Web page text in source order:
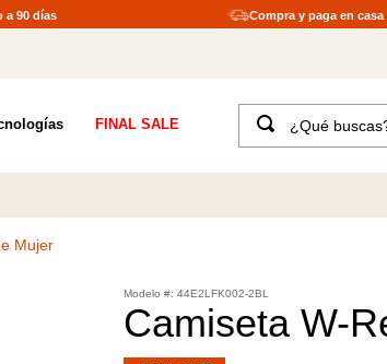
a 90 días Compra y paga en casa
FINAL SALE
¿Qué buscas?
Mujer
: 44E2LFK002-2BL
Camiseta W-
tenis hombre